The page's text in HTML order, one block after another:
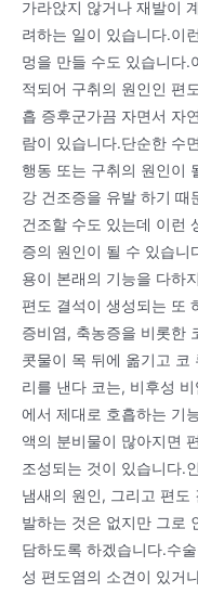
가라앉지 않거나 재발이
려하는 일이 있습니다.이
멍을 만들 수도 있습니다.
적되어 구취의 원인인 편
흡 증후군가끔 자면서 자
람이 있습니다.단순한 수
행동 또는 구취의 원인이
강 건조증을 유발 하기 때
건조할 수도 있는데 이런
증의 원인이 될 수 있습니
용이 본래의 기능을 다하
편도 결석이 생성되는 또
증비염, 축농증을 비롯한
콧물이 목 뒤에 옮기고 코
리를 낸다 코는, 비후성
에서 제대로 호흡하는 기
액의 분비물이 많아지면
조성되는 것이 있습니다.
냄새의 원인, 그리고 편도
발하는 것은 없지만 그로
담하도록 하겠습니다.수
성 편도염의 소견이 있거